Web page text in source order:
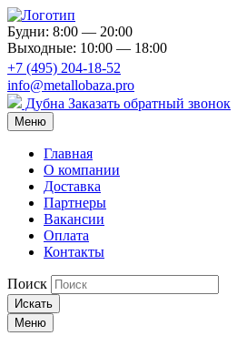
Будни: 8:00 — 20:00
Выходные: 10:00 — 18:00
+7 (495) 204-18-52
info@metallobaza.pro
Дубна Заказать обратный звонок
Меню
Главная
О компании
Доставка
Партнеры
Вакансии
Оплата
Контакты
Поиск
Искать
Меню